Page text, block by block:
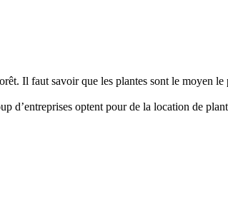
Il faut savoir que les plantes sont le moyen le
d’entreprises optent pour de la location de